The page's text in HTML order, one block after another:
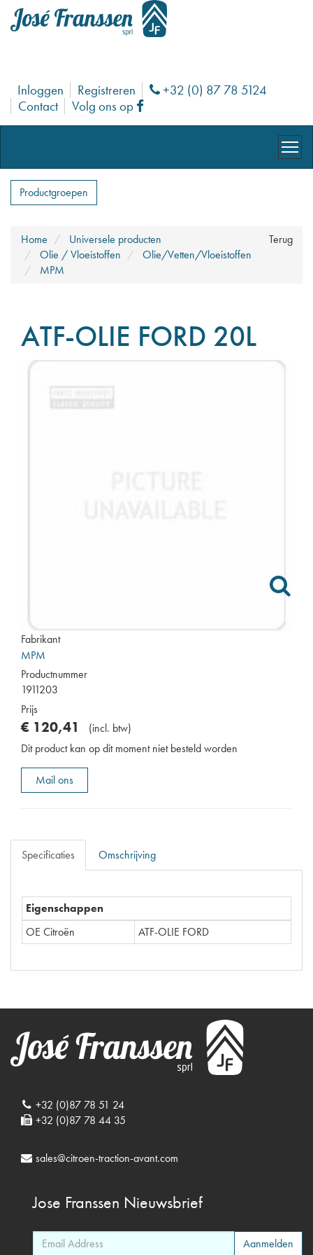
Inloggen Registreren Phone
+32 (0) 87 78 5124
Contact
Volg ons op Facebook
Productgroepen
Terug
Home
Universele producten
Olie / Vloeistoffen
Olie/Vetten/Vloeistoffen
MPM
ATF-OLIE FORD 20L
Fabrikant
MPM
Productnummer
1911203
Prijs
€ 120,41 (incl. btw)
Dit product kan op dit moment niet besteld worden
Mail ons
Specificaties Omschrijving
Eigenschappen
OE Citroën
ATF-OLIE FORD
+32 (0)87 78 51 24
+32 (0)87 78 44 35
sales@citroen-traction-avant.com
Jose Franssen Nieuwsbrief